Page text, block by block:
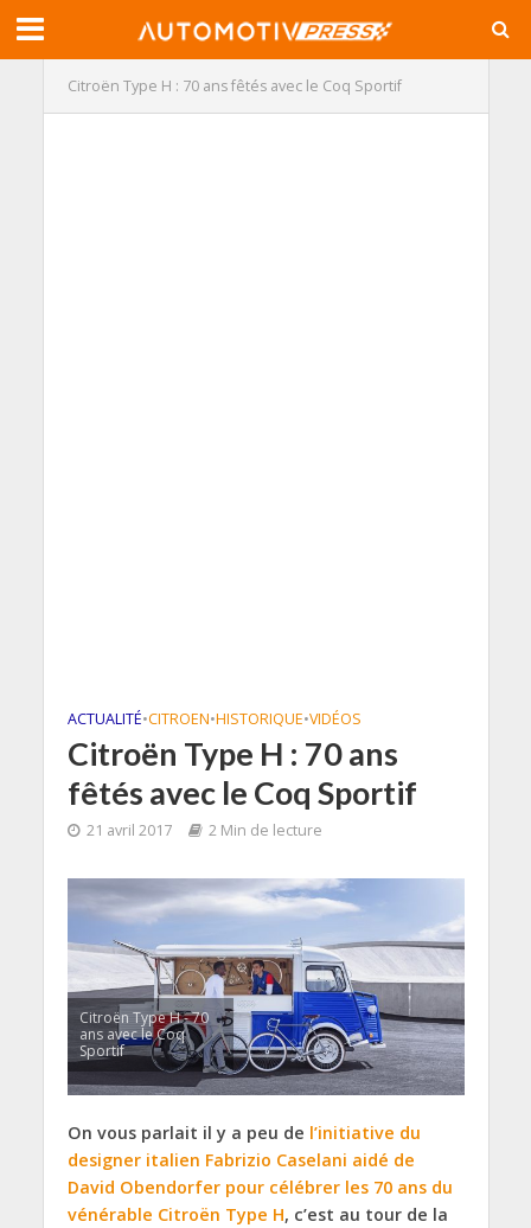
Citroën Type H : 70 ans fêtés avec le Coq Sportif
ACTUALITÉ•CITROEN•HISTORIQUE•VIDÉOS
Citroën Type H : 70 ans
fêtés avec le Coq Sportif
21 avril 2017 2 Min de lecture
Citroën Type H - 70
ans avec le Coq
Sportif
On vous parlait il y a peu de l’initiative du
designer italien Fabrizio Caselani aidé de
David Obendorfer pour célébrer les 70 ans du
vénérable Citroën Type H, c’est au tour de la